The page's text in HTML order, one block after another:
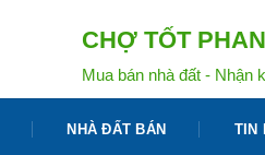
CHỢ TỐT
Mua bán nhà đất - Nhận
NHÀ ĐẤT BÁN TIN